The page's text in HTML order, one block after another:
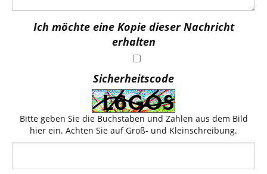
Ich möchte eine Kopie dieser Nachricht
erhalten
Sicherheitscode
Bitte geben Sie die Buchstaben und Zahlen aus dem Bild
hier ein. Achten Sie auf Groß- und Kleinschreibung.